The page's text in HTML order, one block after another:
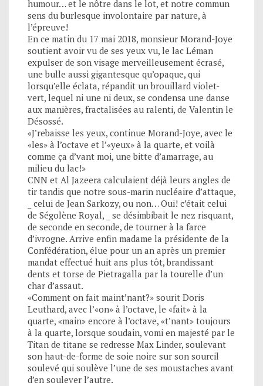
humour… et le nôtre dans le lot, et notre commun
sens du burlesque involontaire par nature, à
l’épreuve!
En ce matin du 17 mai 2018, monsieur Morand-Joye
soutient avoir vu de ses yeux vu, le lac Léman
expulser de son visage merveilleusement écrasé,
une bulle aussi gigantesque qu’opaque, qui
lorsqu’elle éclata, répandit un brouillard violet-
vert, lequel ni une ni deux, se condensa une danse
aux manières, fractalisées au ralenti, de Valentin le
Désossé.
«J’rebaisse les yeux, continue Morand-Joye, avec le
«les» à l’octave et l’«yeux» à la quarte, et voilà
comme ça d’vant moi, une bitte d’amarrage, au
milieu du lac!»
CNN et Al Jazeera calculaient déjà leurs angles de
tir tandis que notre sous-marin nucléaire d’attaque,
_ celui de Jean Sarkozy, ou non… Oui! c’était celui
de Ségolène Royal, _ se désimbibait le nez risquant,
de seconde en seconde, de tourner à la farce
d’ivrogne. Arrive enfin madame la présidente de la
Confédération, élue pour un an après un premier
mandat effectué huit ans plus tôt, brandissant
dents et torse de Pietragalla par la tourelle d’un
char d’assaut.
«Comment on fait maint’nant?» sourit Doris
Leuthard, avec l’«on» à l’octave, le «fait» à la
quarte, «main» encore à l’octave, «t’nant» toujours
à la quarte, lorsque soudain, vomi en majesté par le
Titan de titane se redresse Max Linder, soulevant
son haut-de-forme de soie noire sur son sourcil
soulevé qui soulève l’une de ses moustaches avant
d’en soulever l’autre.